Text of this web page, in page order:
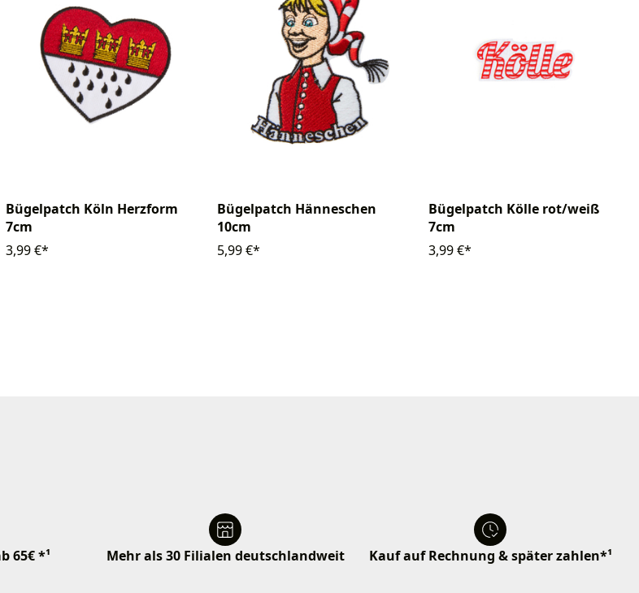
Bügelpatch Köln Herzform
7cm
3,99 €*
Bügelpatch Hänneschen
10cm
5,99 €*
Bügelpatch Kölle rot/weiß
7cm
3,99 €*
65€ *¹ Mehr als 30 Filialen deutschlandweit Kauf auf Rechnung & später zahlen*¹